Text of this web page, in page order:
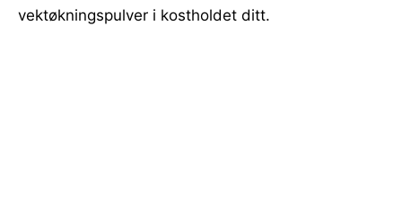
vektøkningspulver i kostholdet ditt.